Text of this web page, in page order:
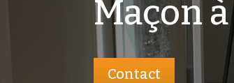
Maçon
Contact